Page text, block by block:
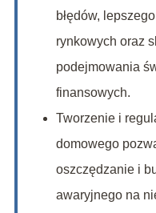
błędów,
rynkowych oraz
podejmowania
finansowych.
Tworzenie i
domowego
oszczędzanie i
awaryjnego na